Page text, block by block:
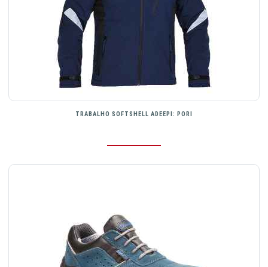
TRABALHO SOFTSHELL ADEEPI: PORI